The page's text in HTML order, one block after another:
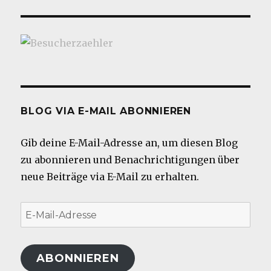
BLOG VIA E-MAIL ABONNIEREN
Gib deine E-Mail-Adresse an, um diesen Blog
zu abonnieren und Benachrichtigungen über
neue Beiträge via E-Mail zu erhalten.
E-
Mail-
Adresse
ABONNIEREN